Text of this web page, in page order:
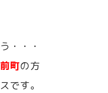
・・・
町の方
です。